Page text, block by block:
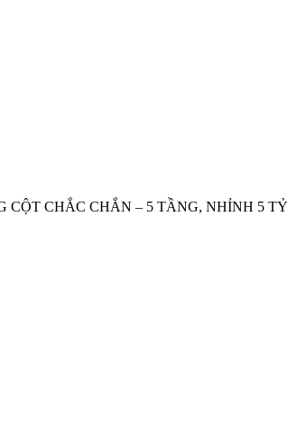
CHẮC CHẮN – 5 TẦNG, NHỈNH 5 TỶ